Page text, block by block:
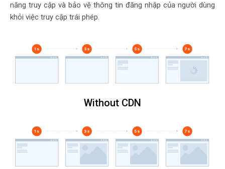
năng truy cập và bảo vệ thông tin đăng nhập của người dùng
khỏi việc truy cập trái phép.
Without CDN